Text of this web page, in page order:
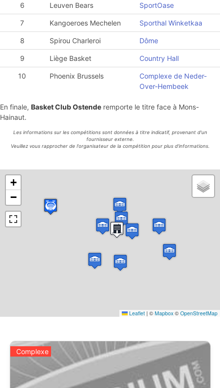
6 Leuven Bears SportOase
7 Kangoeroes Mechelen Sporthal Winketkaa
8 Spirou Charleroi Dôme
9 Liège Basket Country Hall
10 Phoenix Brussels
Complexe de Neder-
Over-Hembeek
En finale, Basket Club Ostende remporte le titre face à Mons-
Hainaut.
Les informations sur les compétitions sont données à titre indicatif, provenant d'un
fournisseur externe.
Veuillez vous rapprocher de l'organisateur de la compétition pour plus d'informations.
+
−
Leaflet | © Mapbox © OpenStreetMap
Complexe